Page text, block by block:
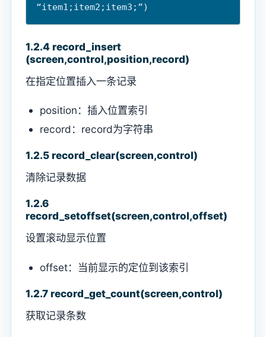
1.2.4 record_insert
(screen,control,position,record)
在指定位置插入一条记录
position：插入位置索引
record：record为字符串
1.2.5 record_clear(screen,control)
清除记录数据
1.2.6
record_setoffset(screen,control,offset)
设置滚动显示位置
offset：当前显示的定位到该索引
1.2.7 record_get_count(screen,control)
获取记录条数